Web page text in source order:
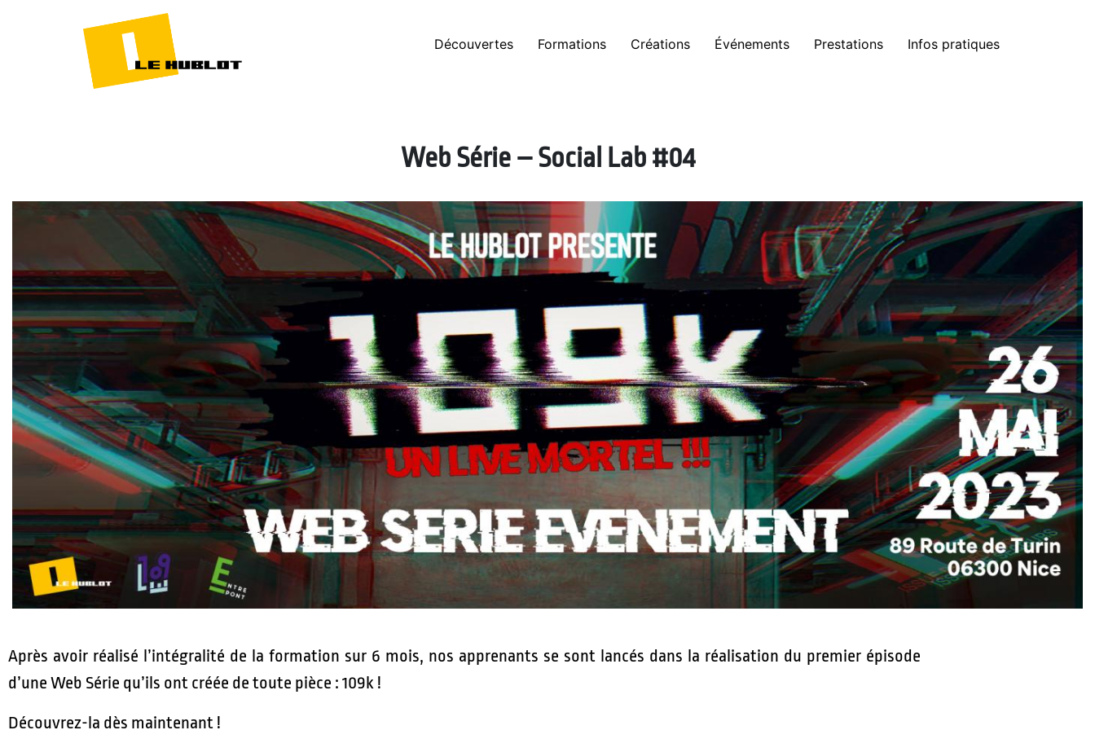
Découvertes Formations Créations Événements Prestations Infos pratiques
Web Série – Social Lab #04
Après avoir réalisé l’intégralité de la formation sur 6 mois, nos apprenants se sont lancés dans la réalisation du premier épisode
d’une Web Série qu’ils ont créée de toute pièce : 109k !
Découvrez-la dès maintenant !